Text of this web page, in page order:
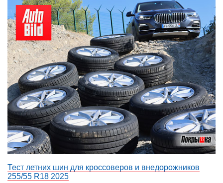
Тест летних шин для кроссоверов и внедорожников
255/55 R18 2025